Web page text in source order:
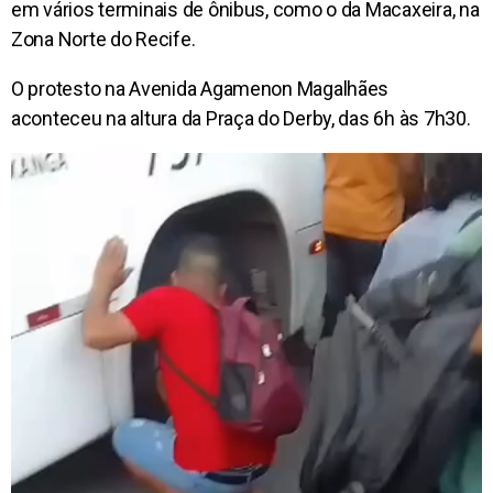
em vários terminais de ônibus, como o da Macaxeira, na
Zona Norte do Recife.
O protesto na Avenida Agamenon Magalhães
aconteceu na altura da Praça do Derby, das 6h às 7h30.